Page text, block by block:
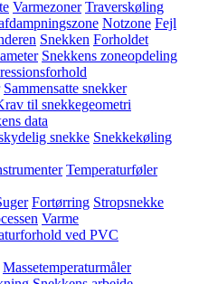
Varmezoner Traverskøling
Notzone Fejl
Snekken Forholdet
Snekkens zoneopdeling
Sammensatte snekker
til snekkegeometri
data
snekke Snekkekøling
Temperaturføler
Fortørring Stropsnekke
Varme
ved PVC
Massetemperaturmåler